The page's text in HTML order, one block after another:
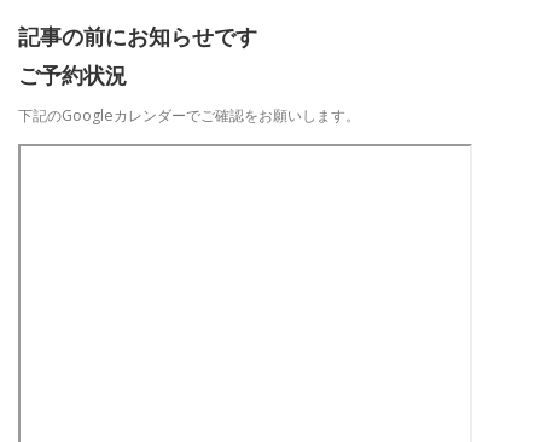
記事の前にお知らせです
ご予約状況
下記のGoogleカレンダーでご確認をお願いします。